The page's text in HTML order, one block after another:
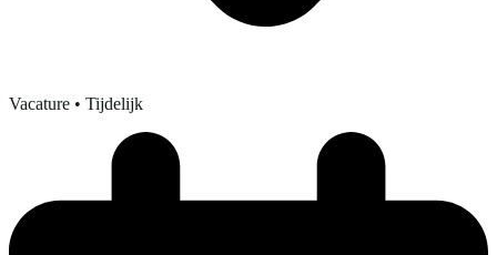
Vacature • Tijdelijk